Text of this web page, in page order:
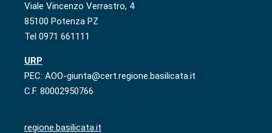
Viale Vincenzo Verrastro, 4
85100 Potenza PZ
Tel 0971 661111
URP
PEC: AOO-giunta@cert.regione.basilicata.it
C.F. 80002950766
regione.basilicata.it